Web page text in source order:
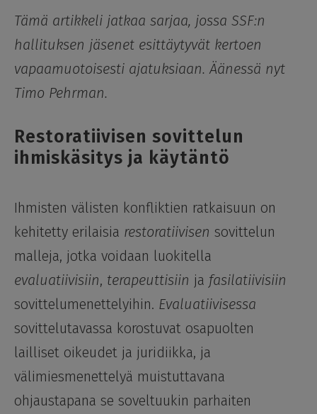
Tämä artikkeli jatkaa sarjaa, jossa SSF:n
hallituksen jäsenet esittäytyvät kertoen
vapaamuotoisesti ajatuksiaan. Äänessä nyt
Timo Pehrman.
Restoratiivisen sovittelun
ihmiskäsitys ja käytäntö
Ihmisten välisten konfliktien ratkaisuun on
kehitetty erilaisia restoratiivisen sovittelun
malleja, jotka voidaan luokitella
evaluatiivisiin, terapeuttisiin ja fasilatiivisiin
sovittelumenettelyihin. Evaluatiivisessa
sovittelutavassa korostuvat osapuolten
lailliset oikeudet ja juridiikka, ja
välimiesmenettelyä muistuttavana
ohjaustapana se soveltuukin parhaiten